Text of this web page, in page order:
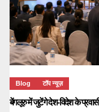
Blog टॉप न्यूज़
बेंगलूरु में जुटेंगे देश-विदेश के प्रवासी